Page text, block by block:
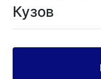
Кузов